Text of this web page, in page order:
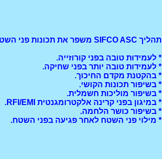
תהליך SIFCO ASC משפר את תכונות פני השטח לאחר הציפוי,
* לעמידות טובה בפני קורוזייה.
* לעמידות טובה יותר בפני שחיקה.
* בהקטנת מקדם החיכוך.
* בשיפור תכונות הקושי.
* בשיפור מוליכות חשמלית.
* במיגון בפני קרינה אלקטרומגנטית RFI/EMI.
* בשיפור כושר הלחמה.
* מילוי פני השטח לאחר פגיעה בפני השטח.